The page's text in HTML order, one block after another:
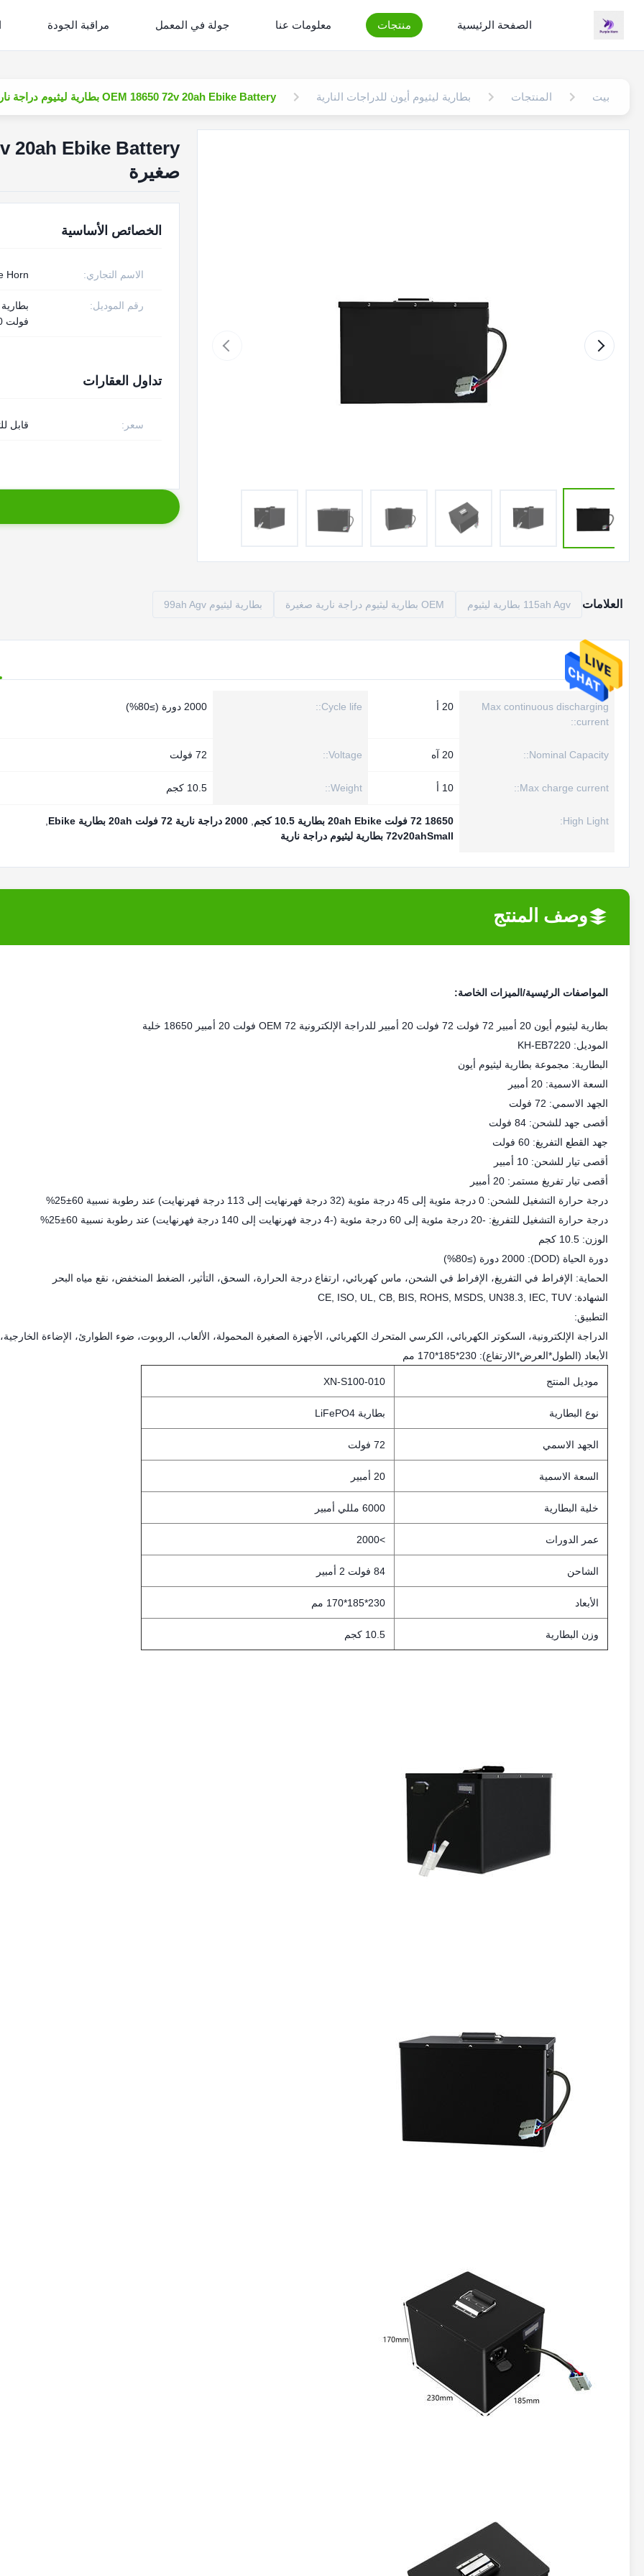
الصفحة الرئيسية منتجات معلومات عنا جولة في المعمل مراقبة الجودة
بيت المنتجات بطارية ليثيوم أيون للدراجات النارية OEM 18650 72v 20ah Ebike Battery بطارية ليثيوم دراجة نارية صغيرة
صغيرة
الخصائص الأساسية
الاسم التجاري: Horn
رقم الموديل:
فولت 20 أمبير
تداول العقارات
سعر: قابل
العلامات 115ah Agv بطارية ليثيوم OEM بطارية ليثيوم دراجة نارية صغيرة بطارية ليثيوم 99ah Agv
Max continuous discharging
current::
20 أ Cycle life:: 2000 دورة (≥80%)
Nominal Capacity:: 20 آه Voltage:: 72 فولت
Max charge current:: 10 أ Weight:: 10.5 كجم
High Light: 18650 72 فولت 20ah Ebike بطارية 10.5 كجم 2000 دراجة نارية 72 فولت 20ah بطارية Ebike
72v20ahSmall بطارية ليثيوم دراجة نارية
وصف المنتج
المواصفات الرئيسية/الميزات الخاصة:
بطارية ليثيوم أيون 20 أمبير 72 فولت 72 فولت 20 أمبير للدراجة الإلكترونية OEM 72 فولت 20 أمبير 18650 خلية
الموديل: KH-EB7220
البطارية: مجموعة بطارية ليثيوم أيون
السعة الاسمية: 20 أمبير
الجهد الاسمي: 72 فولت
أقصى جهد للشحن: 84 فولت
جهد القطع التفريغ: 60 فولت
أقصى تيار للشحن: 10 أمبير
أقصى تيار تفريغ مستمر: 20 أمبير
درجة حرارة التشغيل للشحن: 0 درجة مئوية إلى 45 درجة مئوية (32 درجة فهرنهايت إلى 113 درجة فهرنهايت) عند رطوبة نسبية 60±25%
درجة حرارة التشغيل للتفريغ: -20 درجة مئوية إلى 60 درجة مئوية (-4 درجة فهرنهايت إلى 140 درجة فهرنهايت) عند رطوبة نسبية 60±25%
الوزن: 10.5 كجم
دورة الحياة (DOD): 2000 دورة (≥80%)
الحماية: الإفراط في التفريغ، الإفراط في الشحن، ماس كهربائي، ارتفاع درجة الحرارة، السحق، التأثير، الضغط المنخفض، نقع مياه البحر
الشهادة: CE, ISO, UL, CB, BIS, ROHS, MSDS, UN38.3, IEC, TUV
التطبيق:
الدراجة الإلكترونية، السكوتر الكهربائي، الكرسي المتحرك الكهربائي، الأجهزة الصغيرة المحمولة، الألعاب، الروبوت، ضوء الطوارئ، الإضاءة
الأبعاد (الطول*العرض*الارتفاع): 230*185*170 مم
موديل المنتج XN-S100-010
نوع البطارية بطارية LiFePO4
الجهد الاسمي 72 فولت
السعة الاسمية 20 أمبير
خلية البطارية 6000 مللي أمبير
عمر الدورات >2000
الشاحن 84 فولت 2 أمبير
الأبعاد 230*185*170 مم
وزن البطارية 10.5 كجم